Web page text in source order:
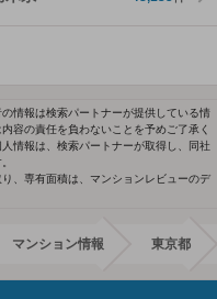
情報は検索パートナーが提供している情
容の責任を負わないことを予めご了承く
情報は、検索パートナーが取得し、同社
、専有面積は、マンションレビューのデ
マンション情報 東京都